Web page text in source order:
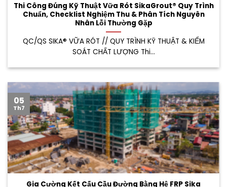
Thi Công Đúng Kỹ Thuật Vữa Rót SikaGrout® Quy Trình
Chuẩn, Checklist Nghiệm Thu & Phân Tích Nguyên
Nhân Lỗi Thường Gặp
QC/QS SIKA® VỮA RÓT // QUY TRÌNH KỸ THUẬT & KIỂM
SOÁT CHẤT LƯỢNG Thi...
Gia Cường Kết Cấu Cầu Đường Bằng Hệ FRP Sika
05
Th7